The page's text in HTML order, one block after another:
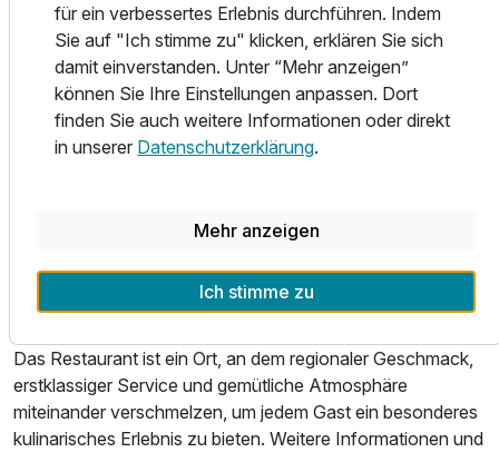
Abendessen wird von 18:00 bis 19:30 Uhr serviert und
rundet den Tag mit einer schmackhaften und
abwechslungsreichen Mahlzeit ab.
Besonders hervorzuheben ist die Flexibilität des
Restaurants, das auf verschiedene Ernährungsbedürfnisse
bietet passende Optionen, um allen Ansprüchen gerecht zu
Kostformen wird empfohlen, um den Service optimal zu
gestalten.
Das Restaurant ist ein Ort, an dem regionaler Geschmack,
erstklassiger Service und gemütliche Atmosphäre
miteinander verschmelzen, um jedem Gast ein besonderes
kulinarisches Erlebnis zu bieten. Weitere Informationen und
für ein verbessertes Erlebnis durchführen. Indem
Sie auf "Ich stimme zu" klicken, erklären Sie sich
damit einverstanden. Unter “Mehr anzeigen”
können Sie Ihre Einstellungen anpassen. Dort
finden Sie auch weitere Informationen oder direkt
in unserer Datenschutzerklärung.
Mehr anzeigen
Ich stimme zu